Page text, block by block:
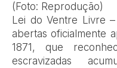
(Foto: Reprodução)
Lei do Ventre Livre
abertas oficialmente
1871, que
escravizadas